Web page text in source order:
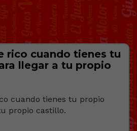
rico cuando tienes tu
llegar a tu propio